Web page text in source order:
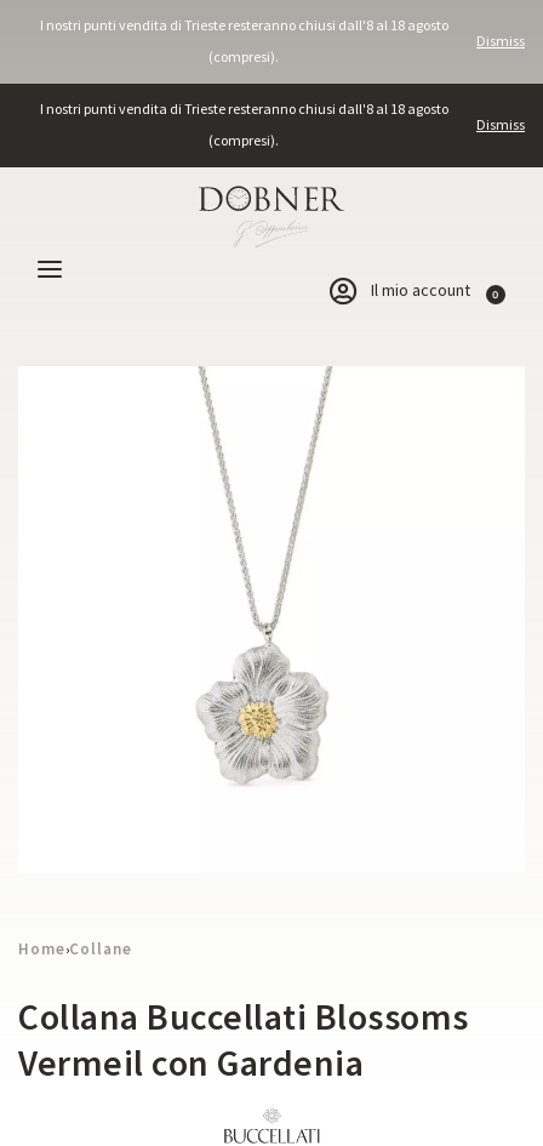
I nostri punti vendita di Trieste resteranno chiusi dall'8 al 18 agosto
(compresi).
Dismiss
I nostri punti vendita di Trieste resteranno chiusi dall'8 al 18 agosto
(compresi).
Dismiss
Il mio account 0
Home›Collane
Collana Buccellati Blossoms
Vermeil con Gardenia